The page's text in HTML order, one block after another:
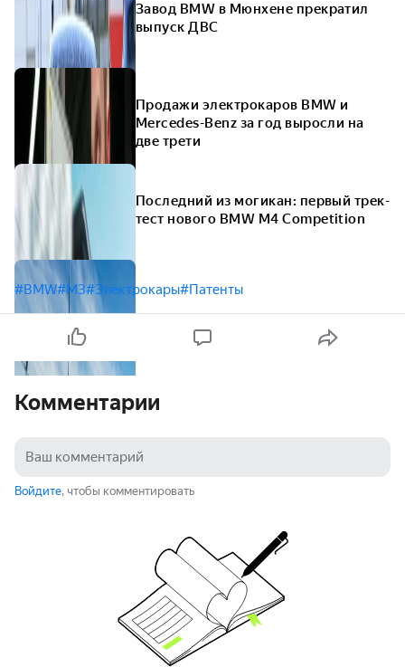
Завод BMW в Мюнхене прекратил
выпуск ДВС
Продажи электрокаров BMW и
Mercedes-Benz за год выросли на
две трети
Последний из могикан: первый трек-
тест нового BMW M4 Competition
#BMW#M3#Электрокары#Патенты
Комментарии
Войдите, чтобы комментировать